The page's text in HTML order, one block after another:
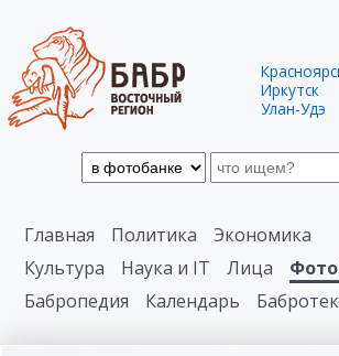
Иркутск
Улан-Удэ
Главная Политика
Экономика
Культура
Наука и IT Лица
Бабропедия
Календарь